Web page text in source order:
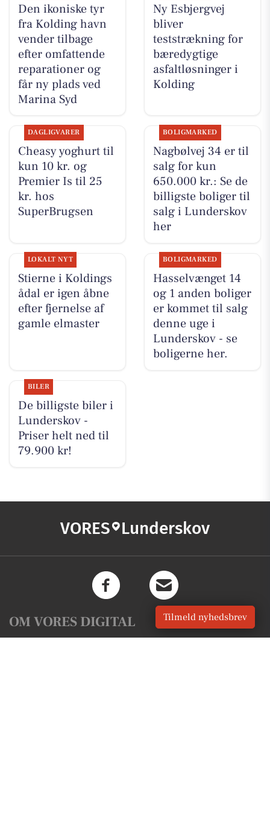
Den ikoniske tyr
fra Kolding havn
vender tilbage
efter omfattende
reparationer og
får ny plads ved
Marina Syd
Ny Esbjergvej
bliver
teststrækning for
bæredygtige
asfaltløsninger i
Kolding
DAGLIGVARER
Cheasy yoghurt til
kun 10 kr. og
Premier Is til 25
kr. hos
SuperBrugsen
BOLIGMARKED
Nagbølvej 34 er til
salg for kun
650.000 kr.: Se de
billigste boliger til
salg i Lunderskov
her
LOKALT NYT
Stierne i Koldings
ådal er igen åbne
efter fjernelse af
gamle elmaster
BOLIGMARKED
Hasselvænget 14
og 1 anden boliger
er kommet til salg
denne uge i
Lunderskov - se
boligerne her.
BILER
De billigste biler i
Lunderskov -
Priser helt ned til
79.900 kr!
VORES Lunderskov
OM VORES DIGITAL Tilmeld nyhedsbrev